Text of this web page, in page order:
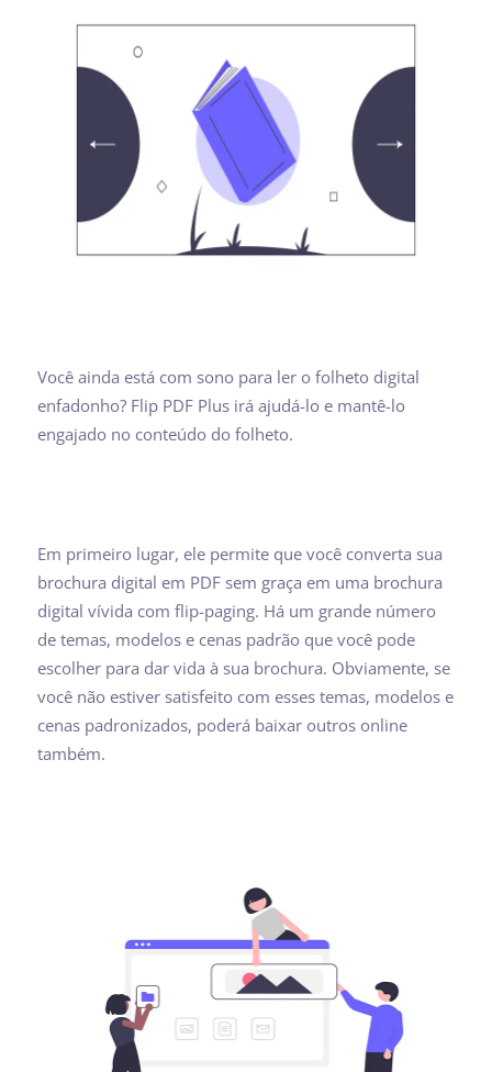
Você ainda está com sono para ler o folheto digital
enfadonho? Flip PDF Plus irá ajudá-lo e mantê-lo
engajado no conteúdo do folheto.
Em primeiro lugar, ele permite que você converta sua
brochura digital em PDF sem graça em uma brochura
digital vívida com flip-paging. Há um grande número
de temas, modelos e cenas padrão que você pode
escolher para dar vida à sua brochura. Obviamente, se
você não estiver satisfeito com esses temas, modelos e
cenas padronizados, poderá baixar outros online
também.